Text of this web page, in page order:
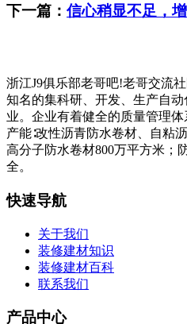
下一篇： 信心稍显不足，
浙江J9俱乐部老哥吧!老哥交流
知名的集科研、开发、生产自
业。企业有着健全的质量管理
产能∶改性沥青防水卷材、自粘
高分子防水卷材800万平方米；
全。
快速导航
关于我们
装修建材知识
装修建材百科
联系我们
产品中心